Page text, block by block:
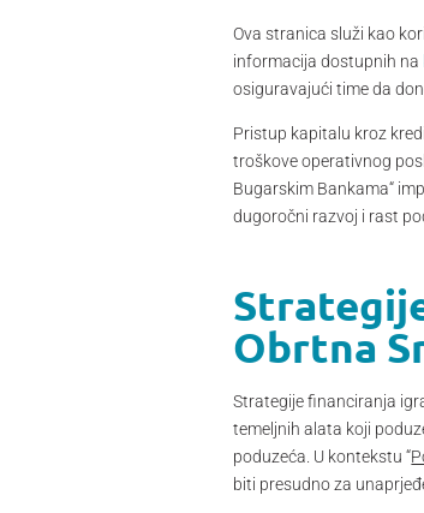
Ova stranica služi kao
informacija dostupnih na
osiguravajući time da
Pristup kapitalu kroz
troškove operativnog
Bugarskim Bankama“
dugoročni razvoj i rast
Obrtna
Strategije financiranja
temeljnih alata koji
poduzeća. U kontekstu “
biti presudno za